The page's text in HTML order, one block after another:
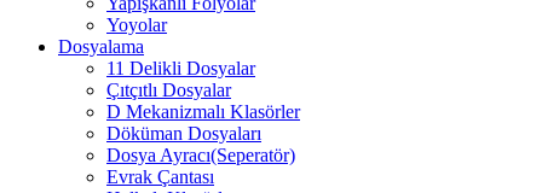
Yoyolar
Dosyalama
11 Delikli Dosyalar
Çıtçıtlı Dosyalar
D Mekanizmalı Klasörler
Döküman Dosyaları
Dosya Ayracı(Seperatör)
Evrak Çantası